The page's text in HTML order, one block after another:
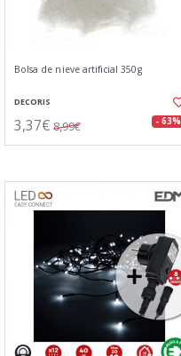
Bolsa de nieve artificial 350g
DECORIS
3,37€ 8,99€ - 63%